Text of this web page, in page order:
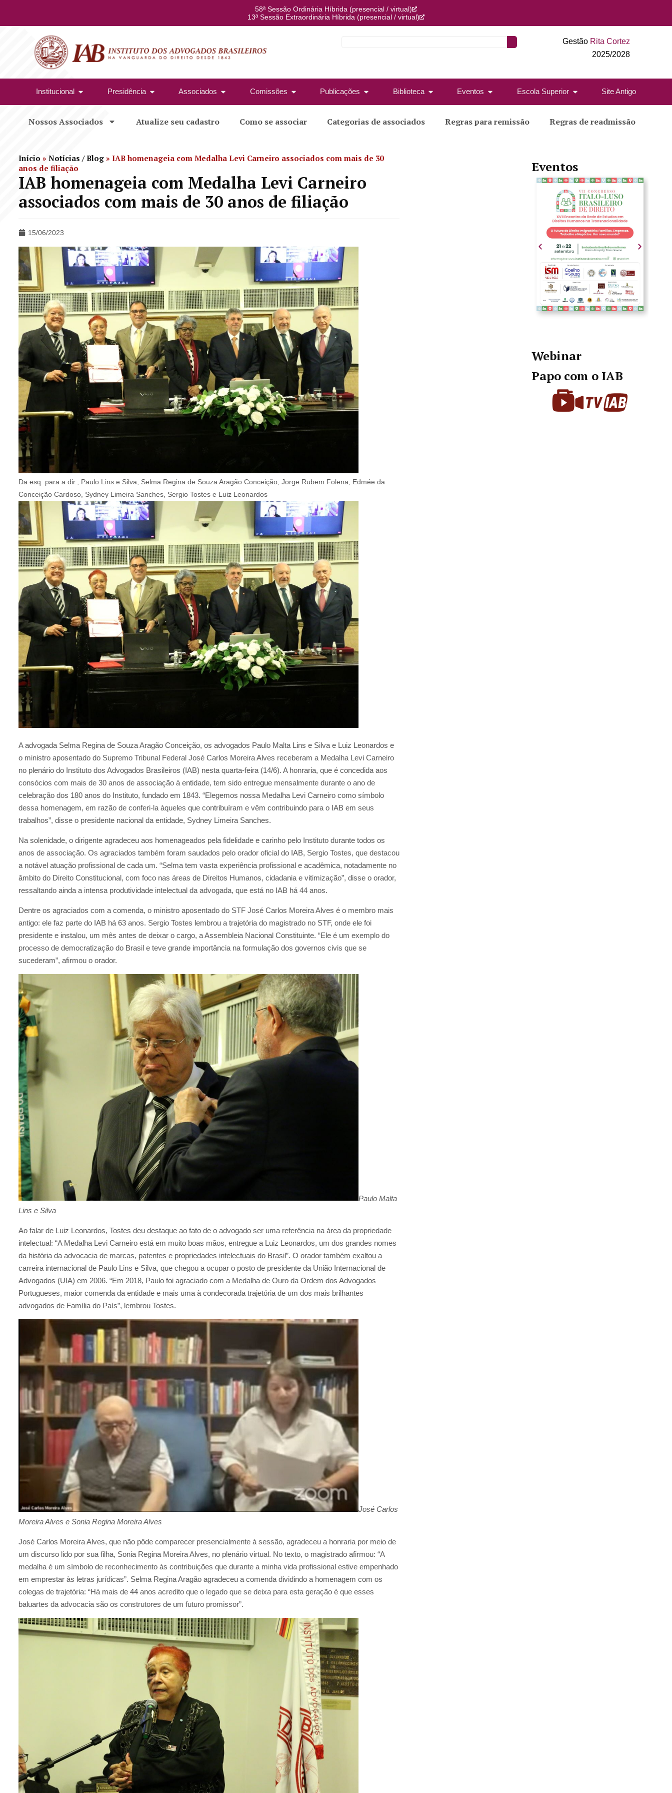
58ª Sessão Ordinária Híbrida (presencial / virtual)
13ª Sessão Extraordinária Híbrida (presencial / virtual)
Gestão Rita Cortez
2025/2028
Institucional Presidência Associados Comissões Publicações Biblioteca Eventos Escola Superior Site Antigo
Nossos Associados Atualize seu cadastro Como se associar Categorias de associados Regras para remissão Regras de readmissão
Início » Notícias / Blog » IAB homenageia com Medalha Levi Carneiro associados com mais de 30
anos de filiação
IAB homenageia com Medalha Levi Carneiro
associados com mais de 30 anos de filiação
15/06/2023
Da esq. para a dir., Paulo Lins e Silva, Selma Regina de Souza Aragão Conceição, Jorge Rubem Folena, Edmée da
Conceição Cardoso, Sydney Limeira Sanches, Sergio Tostes e Luiz Leonardos
A advogada Selma Regina de Souza Aragão Conceição, os advogados Paulo Malta Lins e Silva e Luiz Leonardos e
o ministro aposentado do Supremo Tribunal Federal José Carlos Moreira Alves receberam a Medalha Levi Carneiro
no plenário do Instituto dos Advogados Brasileiros (IAB) nesta quarta-feira (14/6). A honraria, que é concedida aos
consócios com mais de 30 anos de associação à entidade, tem sido entregue mensalmente durante o ano de
celebração dos 180 anos do Instituto, fundado em 1843. “Elegemos nossa Medalha Levi Carneiro como símbolo
dessa homenagem, em razão de conferi-la àqueles que contribuíram e vêm contribuindo para o IAB em seus
trabalhos”, disse o presidente nacional da entidade, Sydney Limeira Sanches.
Na solenidade, o dirigente agradeceu aos homenageados pela fidelidade e carinho pelo Instituto durante todos os
anos de associação. Os agraciados também foram saudados pelo orador oficial do IAB, Sergio Tostes, que destacou
a notável atuação profissional de cada um. “Selma tem vasta experiência profissional e acadêmica, notadamente no
âmbito do Direito Constitucional, com foco nas áreas de Direitos Humanos, cidadania e vitimização”, disse o orador,
ressaltando ainda a intensa produtividade intelectual da advogada, que está no IAB há 44 anos.
Dentre os agraciados com a comenda, o ministro aposentado do STF José Carlos Moreira Alves é o membro mais
antigo: ele faz parte do IAB há 63 anos. Sergio Tostes lembrou a trajetória do magistrado no STF, onde ele foi
presidente e instalou, um mês antes de deixar o cargo, a Assembleia Nacional Constituinte. “Ele é um exemplo do
processo de democratização do Brasil e teve grande importância na formulação dos governos civis que se
sucederam”, afirmou o orador.
Paulo Malta
Lins e Silva
Ao falar de Luiz Leonardos, Tostes deu destaque ao fato de o advogado ser uma referência na área da propriedade
intelectual: “A Medalha Levi Carneiro está em muito boas mãos, entregue a Luiz Leonardos, um dos grandes nomes
da história da advocacia de marcas, patentes e propriedades intelectuais do Brasil”. O orador também exaltou a
carreira internacional de Paulo Lins e Silva, que chegou a ocupar o posto de presidente da União Internacional de
Advogados (UIA) em 2006. “Em 2018, Paulo foi agraciado com a Medalha de Ouro da Ordem dos Advogados
Portugueses, maior comenda da entidade e mais uma à condecorada trajetória de um dos mais brilhantes
advogados de Família do País”, lembrou Tostes.
José Carlos
Moreira Alves e Sonia Regina Moreira Alves
José Carlos Moreira Alves, que não pôde comparecer presencialmente à sessão, agradeceu a honraria por meio de
um discurso lido por sua filha, Sonia Regina Moreira Alves, no plenário virtual. No texto, o magistrado afirmou: “A
medalha é um símbolo de reconhecimento às contribuições que durante a minha vida profissional estive empenhado
em emprestar às letras jurídicas”. Selma Regina Aragão agradeceu a comenda dividindo a homenagem com os
colegas de trajetória: “Há mais de 44 anos acredito que o legado que se deixa para esta geração é que esses
baluartes da advocacia são os construtores de um futuro promissor”.
Eventos
Webinar
Papo com o IAB